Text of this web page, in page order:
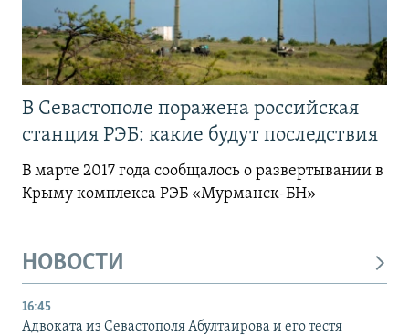
В Севастополе поражена российская
станция РЭБ: какие будут последствия
В марте 2017 года сообщалось о развертывании в
Крыму комплекса РЭБ «Мурманск-БН»
НОВОСТИ
16:45
Адвоката из Севастополя Абултаирова и его тестя